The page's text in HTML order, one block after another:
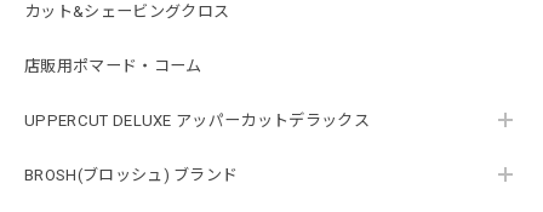
カット&シェービングクロス
店販用ポマード・コーム
UPPERCUT DELUXE アッパーカットデラックス
BROSH(ブロッシュ) ブランド